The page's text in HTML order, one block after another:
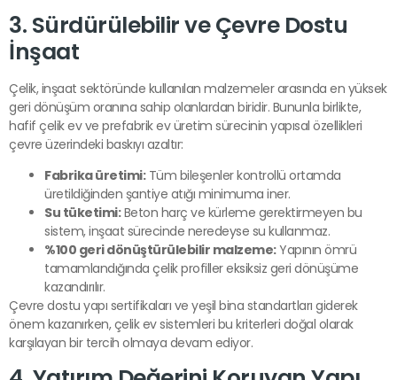
3. Sürdürülebilir ve Çevre Dostu
İnşaat
Çelik, inşaat sektöründe kullanılan malzemeler arasında en yüksek
geri dönüşüm oranına sahip olanlardan biridir. Bununla birlikte,
hafif çelik ev ve prefabrik ev üretim sürecinin yapısal özellikleri
çevre üzerindeki baskıyı azaltır:
Fabrika üretimi:Tüm bileşenler kontrollü ortamda
üretildiğinden şantiye atığı minimuma iner.
Su tüketimi:Beton harç ve kürleme gerektirmeyen bu
sistem, inşaat sürecinde neredeyse su kullanmaz.
%100 geri dönüştürülebilir malzeme:Yapının ömrü
tamamlandığında çelik profiller eksiksiz geri dönüşüme
kazandırılır.
Çevre dostu yapı sertifikaları ve yeşil bina standartları giderek
önem kazanırken, çelik ev sistemleri bu kriterleri doğal olarak
karşılayan bir tercih olmaya devam ediyor.